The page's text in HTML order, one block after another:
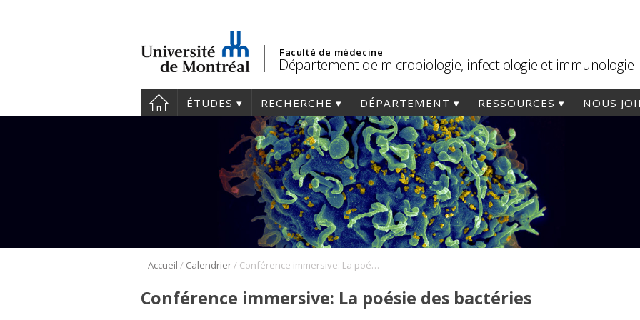
Faculté de médecine
Département de microbiologie, infectiologie et immunologie
ÉTUDES RECHERCHE DÉPARTEMENT RESSOURCES NOUS
Accueil / Calendrier/ Conférence immersive: La poésie des bactéries
Conférence immersive: La poésie des bactéries